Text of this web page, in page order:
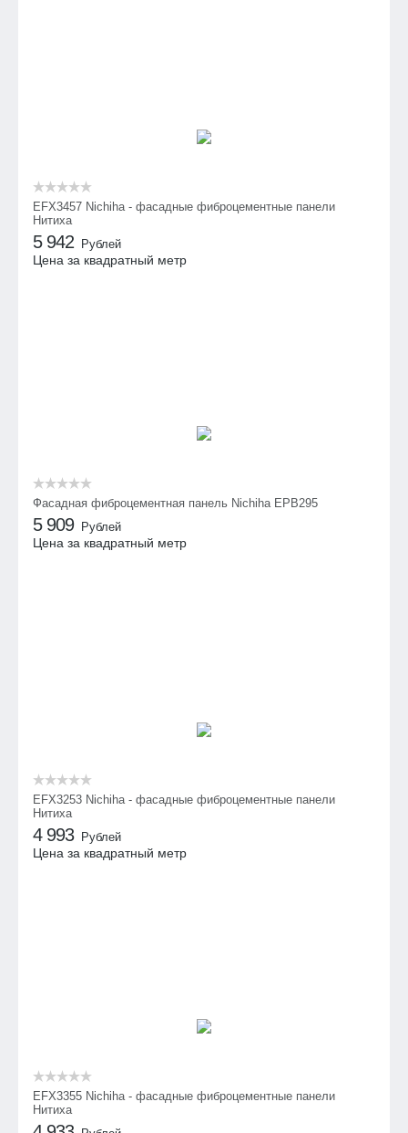
EFX3457 Nichiha - фасадные фиброцементные панели
Нитиха
5 942 Рублей
Цена за квадратный метр
Фасадная фиброцементная панель Nichiha EPB295
5 909 Рублей
Цена за квадратный метр
EFX3253 Nichiha - фасадные фиброцементные панели
Нитиха
4 993 Рублей
Цена за квадратный метр
EFX3355 Nichiha - фасадные фиброцементные панели
Нитиха